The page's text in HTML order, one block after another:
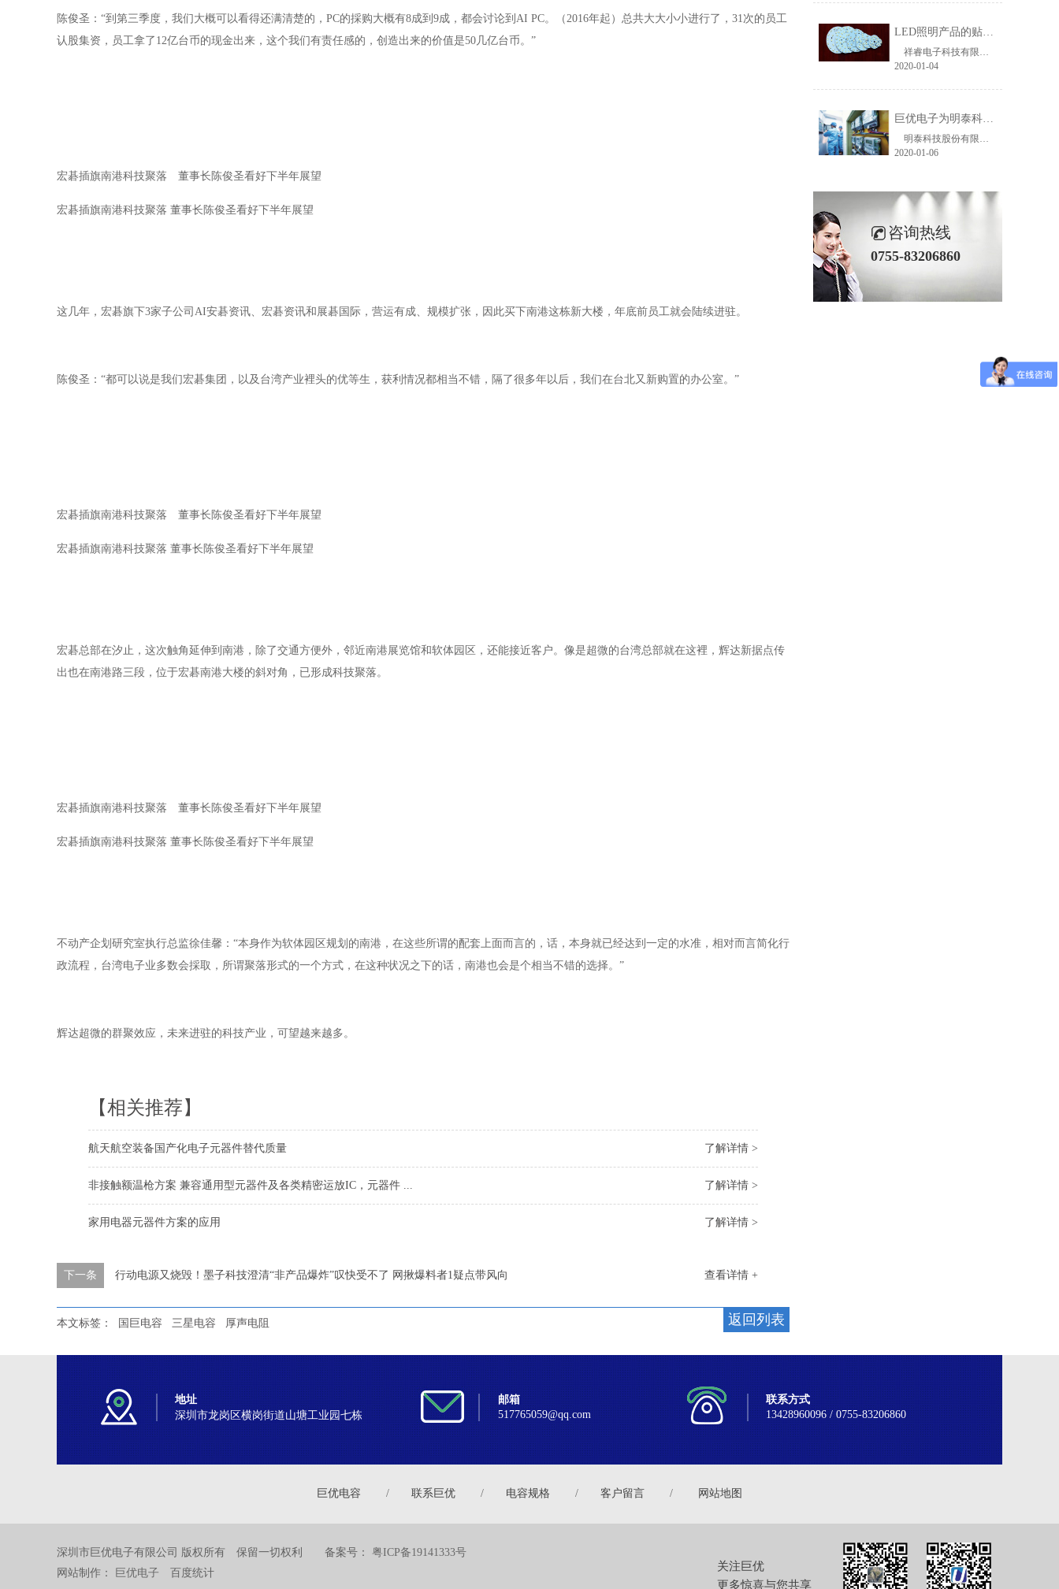
陈俊圣：“到第三季度，我们大概可以看得还满清楚的，PC的採购大概有8成到9成，都会讨论到AI PC。（2016年起）总共大大小小进行了，31次的员工
认股集资，员工拿了12亿台币的现金出来，这个我们有责任感的，创造出来的价值是50几亿台币。”
宏碁插旗南港科技聚落 董事长陈俊圣看好下半年展望
宏碁插旗南港科技聚落 董事长陈俊圣看好下半年展望
这几年，宏碁旗下3家子公司AI安碁资讯、宏碁资讯和展碁国际，营运有成、规模扩张，因此买下南港这栋新大楼，年底前员工就会陆续进驻。
陈俊圣：“都可以说是我们宏碁集团，以及台湾产业裡头的优等生，获利情况都相当不错，隔了很多年以后，我们在台北又新购置的办公室。”
宏碁插旗南港科技聚落 董事长陈俊圣看好下半年展望
宏碁插旗南港科技聚落 董事长陈俊圣看好下半年展望
宏碁总部在汐止，这次触角延伸到南港，除了交通方便外，邻近南港展览馆和软体园区，还能接近客户。像是超微的台湾总部就在这裡，辉达新据点传
出也在南港路三段，位于宏碁南港大楼的斜对角，已形成科技聚落。
宏碁插旗南港科技聚落 董事长陈俊圣看好下半年展望
宏碁插旗南港科技聚落 董事长陈俊圣看好下半年展望
不动产企划研究室执行总监徐佳馨：“本身作为软体园区规划的南港，在这些所谓的配套上面而言的，话，本身就已经达到一定的水准，相对而言简化行
政流程，台湾电子业多数会採取，所谓聚落形式的一个方式，在这种状况之下的话，南港也会是个相当不错的选择。”
辉达超微的群聚效应，未来进驻的科技产业，可望越来越多。
【相关推荐】
了解详情 >
航天航空装备国产化电子元器件替代质量
了解详情 >
非接触额温枪方案 兼容通用型元器件及各类精密运放IC，元器件 ...
了解详情 >
家用电器元器件方案的应用
查看详情 +
下一条 行动电源又烧毁！墨子科技澄清“非产品爆炸”叹快受不了 网揪爆料者1疑点带风向
返回列表
本文标签： 国巨电容 三星电容 厚声电阻
LED照明产品的贴片电阻，电容的正确选择
祥睿电子科技有限公司位于广东省东莞市，是一家专业研发、设计、生产和销售L ...
2020-01-04
巨优电子为明泰科技提供屏蔽功率电感服务案例
明泰科技股份有限公司成立于1986年，并首创D-LINK品牌。 ...
2020-01-06
咨询热线
0755-83206860
地址
深圳市龙岗区横岗街道山塘工业园七栋
邮箱
517765059@qq.com
联系方式
13428960096 / 0755-83206860
巨优电容 / 联系巨优 / 电容规格 / 客户留言 / 网站地图
深圳市巨优电子有限公司 版权所有 保留一切权利 备案号： 粤ICP备19141333号
网站制作：
巨优电子 百度统计
关注巨优
更多惊喜与您共享